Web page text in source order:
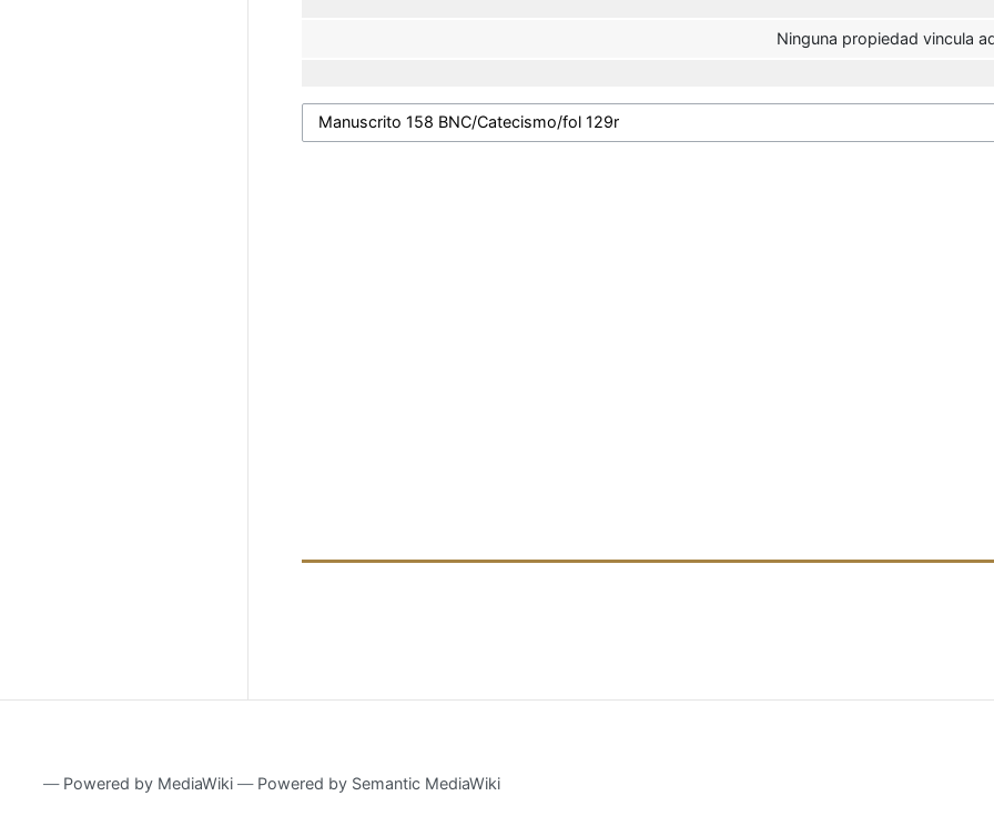
Ninguna propiedad vincula
― Powered by MediaWiki ― Powered by Semantic MediaWiki